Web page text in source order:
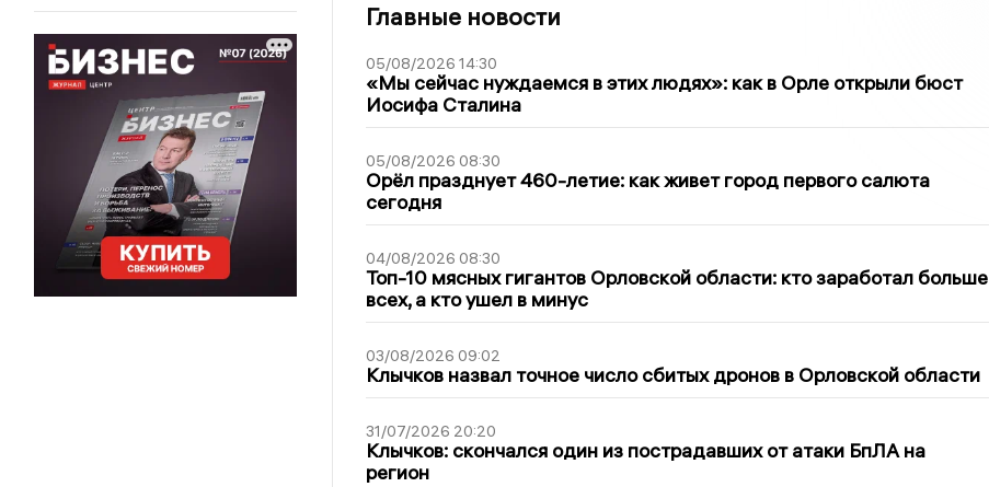
Главные новости
05/08/2026 14:30
«Мы сейчас нуждаемся в этих людях»: как в Орле открыли бюст
Иосифа Сталина
05/08/2026 08:30
Орёл празднует 460-летие: как живет город первого салюта
сегодня
04/08/2026 08:30
Топ-10 мясных гигантов Орловской области: кто заработал больше
всех, а кто ушел в минус
03/08/2026 09:02
Клычков назвал точное число сбитых дронов в Орловской области
31/07/2026 20:20
Клычков: скончался один из пострадавших от атаки БпЛА на
регион